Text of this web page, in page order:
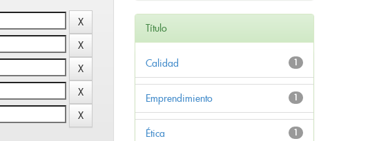
Título
1
Calidad
1
Emprendimiento
1
Ética